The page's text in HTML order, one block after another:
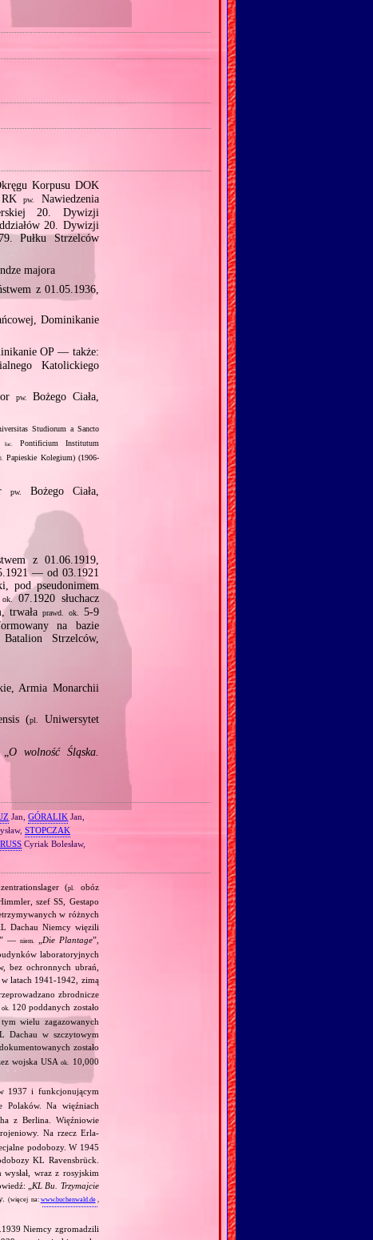
Korpusu DOK
RKpw.
Nawiedzenia
20. Dywizji
20. Dywizji
Pułku Strzelców
majora
z 01.05.1936,
Dominikanie
OP — także:
Katolickiego
pw.
Bożego Ciała,
Studiorum a Sancto
/łac.
Pontificium Institutum
Papieskie Kolegium) (1906‐
pw.
Bożego Ciała,
z 01.06.1919,
— od 03.1921
pod pseudonimem
ok.07.1920 słuchacz
trwała prawd. ok.
5‐9
na bazie
Strzelców,
Armia Monarchii
(pl.
Uniwersytet
„O wolność Śląska.
Jan,GÓRALIK Jan,
STOPCZAK
Cyriak Bolesław,
(pl.
obóz
szef SS, Gestapo
w różnych
Dachau Niemcy więzili
” —niem. Die Plantage”,
laboratoryjnych
bez ochronnych ubrań,
latach 1941‐1942, zimą
zbrodnicze
ok. 120 poddanych zostało
wielu zagazowanych
Dachau w szczytowym
zostało
wojska USAok.
10,000
1937 i funkcjonującym
Polaków. Na więźniach
z Berlina. Więźniowie
Na rzecz Erla‐
podobozy. W 1945
KL Ravensbrück.
wraz z rosyjskim
„ KL Bu. Trzymajcie
(więcej na:www.buchenwald.de ,
Niemcy zgromadzili